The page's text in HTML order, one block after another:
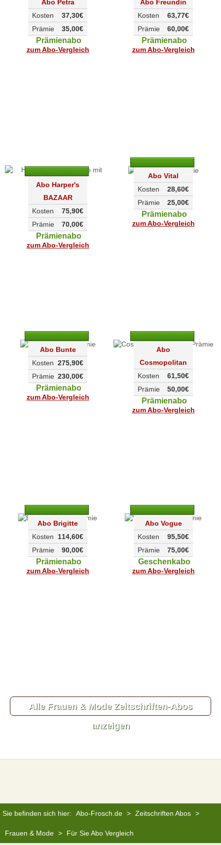
Abo Petra
37,30€
Kosten
35,00€
Prämie
Prämienabo
zum Abo-Vergleich
Abo Freundin
63,77€
Kosten
60,00€
Prämie
Prämienabo
zum Abo-Vergleich
Abo Harper's
BAZAAR
75,90€
Kosten
70,00€
Prämie
Prämienabo
zum Abo-Vergleich
Abo Vital
28,60€
Kosten
25,00€
Prämie
Prämienabo
zum Abo-Vergleich
Abo Bunte
275,90€
Kosten
230,00€
Prämie
Prämienabo
zum Abo-Vergleich
Abo
Cosmopolitan
61,50€
Kosten
50,00€
Prämie
Prämienabo
zum Abo-Vergleich
Abo Brigitte
114,60€
Kosten
90,00€
Prämie
Prämienabo
zum Abo-Vergleich
Abo Vogue
95,50€
Kosten
75,00€
Prämie
Geschenkabo
zum Abo-Vergleich
Alle Frauen & Mode Zeitschriften-Abos
anzeigen
Sie befinden sich hier: Abo-Frosch.de > Zeitschriften Abos >
Frauen & Mode > Für Sie Abo Vergleich